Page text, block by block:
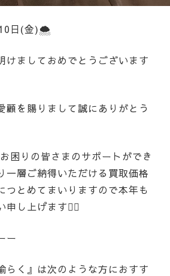
日(金)🌨️
けましておめでとうございます
顧を賜りまして誠にありがとう
困りの皆さまのサポートができ
一層ご納得いただける買取価格
つとめてまいりますので本年も
申し上げます🙇‍♀️
ー
く』は次のような方におすす